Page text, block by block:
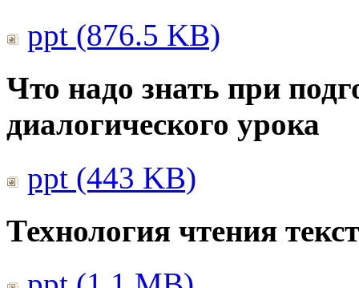
ppt (876.5 KB)
Что надо знать при
диалогического урока
ppt (443 KB)
Технология чтения